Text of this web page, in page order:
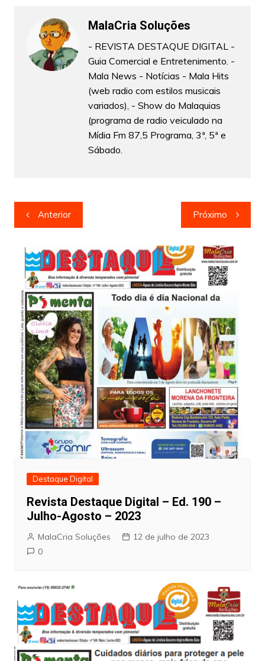
MalaCria Soluções
- REVISTA DESTAQUE DIGITAL -
Guia Comercial e Entretenimento. -
Mala News - Notícias - Mala Hits
(web radio com estilos musicais
variados), - Show do Malaquias
(programa de radio veiculado na
Mídia Fm 87,5 Programa, 3ª, 5ª e
Sábado.
Navegação
de
Post
Anterior Próximo
Destaque Digital
Revista Destaque Digital – Ed. 190 –
Julho-Agosto – 2023
MalaCria Soluções
12 de julho de 2023
0